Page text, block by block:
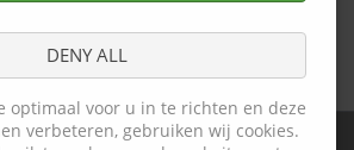
DENY ALL
optimaal voor u in te richten en deze
verbeteren, gebruiken wij cookies.